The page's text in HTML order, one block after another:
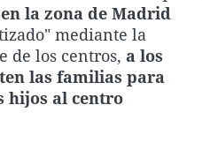
La rosa de los vientos
Gente viajera
Como el perro y el
Caso
Retornados
Equipo de
Operación Viuda
Extremadura
Galicia
La Rioja
Navarra
Virales
Televisión
Elecciones
la zona de Madrid
mediante la
de los centros, a los
las familias para
hijos al centro